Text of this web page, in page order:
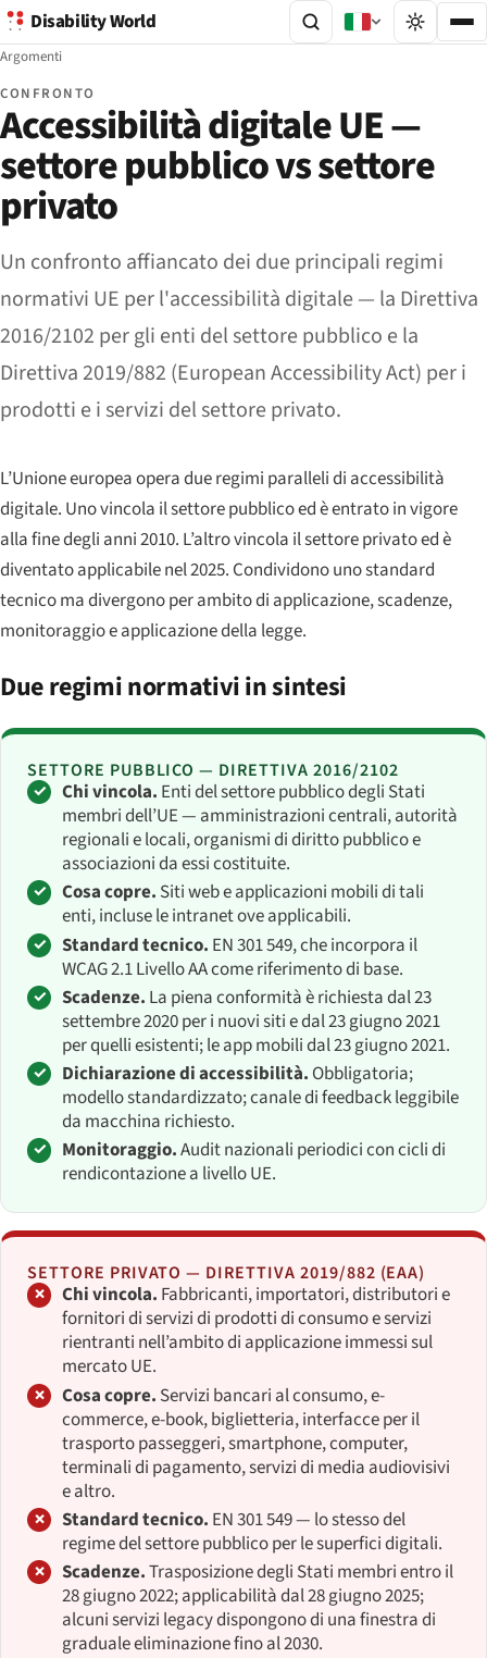
Disability World
Argomenti
CONFRONTO
Accessibilità digitale UE —
settore pubblico vs settore
privato
Un confronto affiancato dei due principali regimi
normativi UE per l'accessibilità digitale — la Direttiva
2016/2102 per gli enti del settore pubblico e la
Direttiva 2019/882 (European Accessibility Act) per i
prodotti e i servizi del settore privato.
L’Unione europea opera due regimi paralleli di accessibilità
digitale. Uno vincola il settore pubblico ed è entrato in vigore
alla fine degli anni 2010. L’altro vincola il settore privato ed è
diventato applicabile nel 2025. Condividono uno standard
tecnico ma divergono per ambito di applicazione, scadenze,
monitoraggio e applicazione della legge.
Due regimi normativi in sintesi
SETTORE PUBBLICO — DIRETTIVA 2016/2102
Chi vincola. Enti del settore pubblico degli Stati
membri dell’UE — amministrazioni centrali, autorità
regionali e locali, organismi di diritto pubblico e
associazioni da essi costituite.
Cosa copre. Siti web e applicazioni mobili di tali
enti, incluse le intranet ove applicabili.
Standard tecnico. EN 301 549, che incorpora il
WCAG 2.1 Livello AA come riferimento di base.
Scadenze. La piena conformità è richiesta dal 23
settembre 2020 per i nuovi siti e dal 23 giugno 2021
per quelli esistenti; le app mobili dal 23 giugno 2021.
Dichiarazione di accessibilità. Obbligatoria;
modello standardizzato; canale di feedback leggibile
da macchina richiesto.
Monitoraggio.Audit nazionali periodici con cicli di
rendicontazione a livello UE.
SETTORE PRIVATO — DIRETTIVA 2019/882 (EAA)
Chi vincola. Fabbricanti, importatori, distributori e
fornitori di servizi di prodotti di consumo e servizi
rientranti nell’ambito di applicazione immessi sul
mercato UE.
Cosa copre. Servizi bancari al consumo, e-
commerce, e-book, biglietteria, interfacce per il
trasporto passeggeri, smartphone, computer,
terminali di pagamento, servizi di media audiovisivi
e altro.
Standard tecnico. EN 301 549 — lo stesso del
regime del settore pubblico per le superfici digitali.
Scadenze.Trasposizione degli Stati membri entro il
28 giugno 2022; applicabilità dal 28 giugno 2025;
alcuni servizi legacy dispongono di una finestra di
graduale eliminazione fino al 2030.